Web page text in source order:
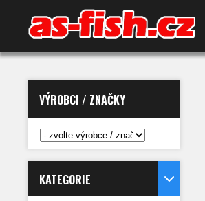
VÝROBCI / ZNAČKY
KATEGORIE